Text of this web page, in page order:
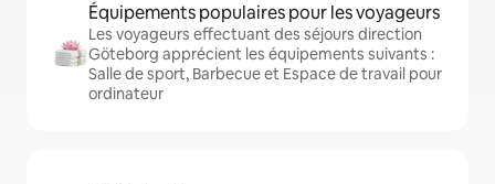
Équipements populaires pour les voyageurs
Les voyageurs effectuant des séjours direction
Göteborg apprécient les équipements suivants :
Salle de sport, Barbecue et Espace de travail pour
ordinateur